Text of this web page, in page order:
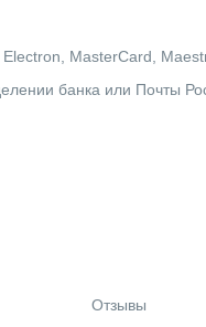
MasterCard,
банка или Почты
Отзывы